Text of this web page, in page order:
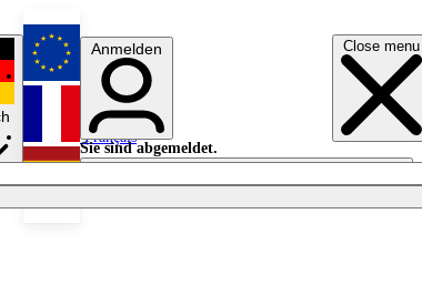
Close menu
English
Français
Anmelden
Sie sind abgemeldet.
Anmelden
Licht aus